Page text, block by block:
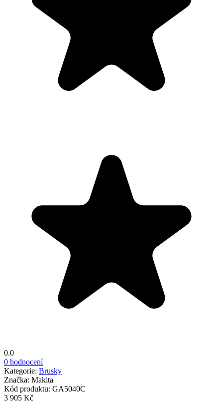
0.0
0 hodnocení
Kategorie: Brusky
Značka: Makita
Kód produktu: GA5040C
3 905 Kč